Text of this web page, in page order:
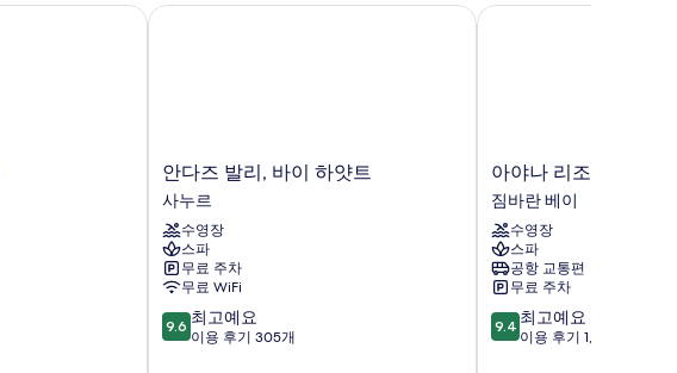
안
다
즈
발
리,
바
이
하
얏
안다즈 발리, 바이 하얏트
사누르
수영장
스파
무료 주차
무료 WiFi
10
점
9.6 최고예요
이용 후기 305개
안다즈 발리, 바이 하얏트
아
야
나
리
조
트
발
리
짐
아야나 리조트 발리
짐바란 베이
수영장
스파
공항 교통편
무료 주차
10
점
9.4 최고예요
이용 후기 1,002개
아야나 리조트 발리